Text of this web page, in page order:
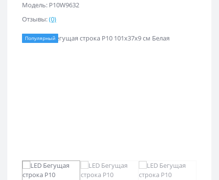
Модель: Р10W9632
Отзывы:(0)
Популярный